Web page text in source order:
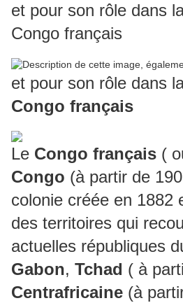
et pour son rôle dans
Congo français
et pour son rôle dans
Congo français
Le Congo français (
Congo (à partir de
colonie créée en 1882
des territoires qui
actuelles républiques
Gabon, Tchad ( à
Centrafricaine (à